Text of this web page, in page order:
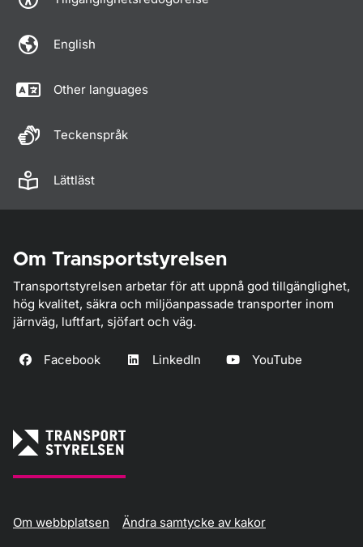
English
Other languages
Teckenspråk
Lättläst
Om Transportstyrelsen
Transportstyrelsen arbetar för att uppnå god tillgänglighet,
hög kvalitet, säkra och miljöanpassade transporter inom
järnväg, luftfart, sjöfart och väg.
Facebook LinkedIn YouTube
Om webbplatsen Ändra samtycke av kakor